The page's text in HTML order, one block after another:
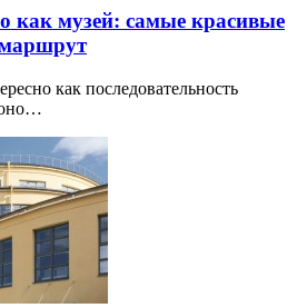
как музей: самые красивые
как последовательность
оно…